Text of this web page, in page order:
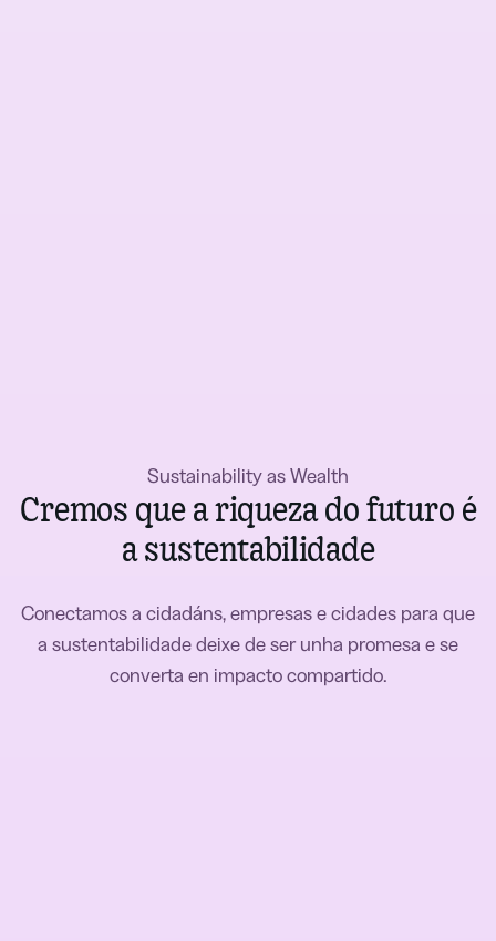
Sustainability as Wealth
Cremos que a riqueza do futuro é
a sustentabilidade
Conectamos a cidadáns, empresas e cidades para que
a sustentabilidade deixe de ser unha promesa e se
converta en impacto compartido.